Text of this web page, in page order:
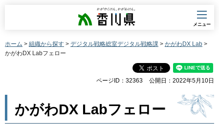
香川県
メニュー
ホーム > 組織から探す > デジタル戦略総室デジタル戦略課 > かがわDX Lab >
かがわDX Labフェロー
ページID：32363 公開日：2022年5月10日
かがわDX Labフェロー